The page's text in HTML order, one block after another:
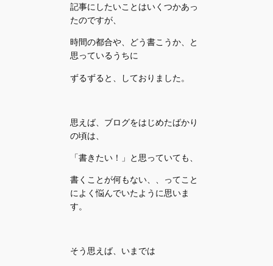
記事にしたいことはいくつかあっ
たのですが、
時間の都合や、どう書こうか、と
思っているうちに
ずるずると、しておりました。
思えば、ブログをはじめたばかり
の頃は、
「書きたい！」と思っていても、
書くことが何もない、、ってこと
によく悩んでいたように思いま
す。
そう思えば、いまでは